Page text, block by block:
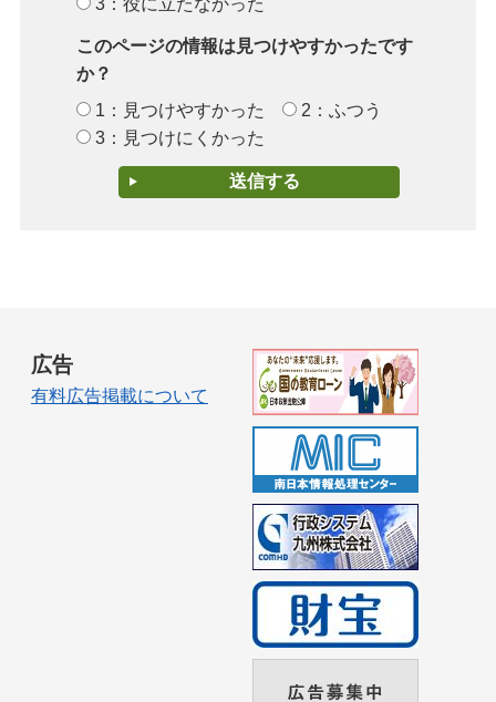
3：役に立たなかった
このページの情報は見つけやすかったです
か？
1：見つけやすかった
2：ふつう
3：見つけにくかった
広告
有料広告掲載について